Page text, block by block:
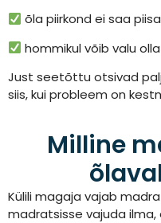
õla piirkond ei saa
hommikul võib valu
Just seetõttu otsivad
siis, kui probleem on
Milline
Külili magaja vajab
madratsisse vajuda ilma,